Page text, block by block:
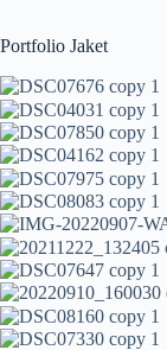
Portfolio Jaket